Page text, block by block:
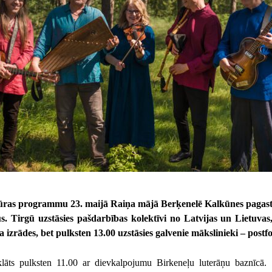
programmu 23. maijā Raiņa mājā Berķenelē Kalkūnes
Tirgū uzstāsies pašdarbības kolektīvi no Latvijas un
izrādes, bet pulksten 13.00 uzstāsies galvenie mākslinieki –
pulksten 11.00 ar dievkalpojumu Birkeneļu luterāņu baznīcā.